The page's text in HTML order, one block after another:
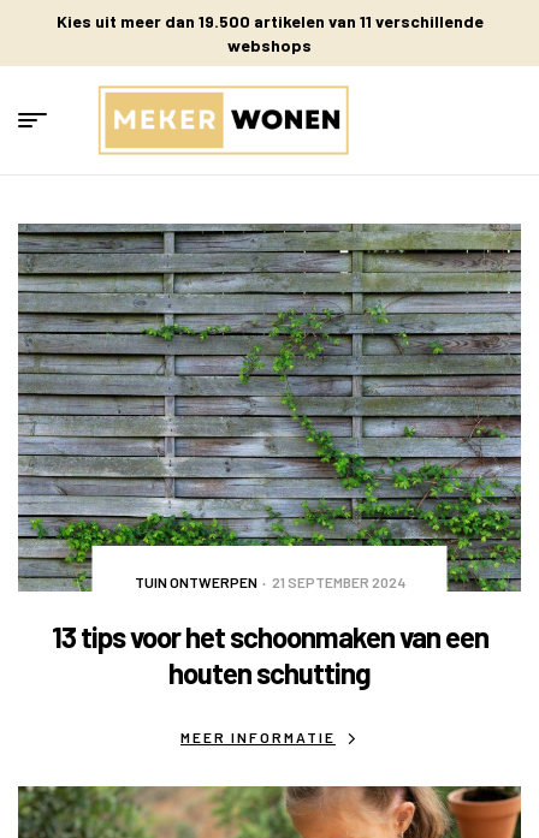
Kies uit meer dan 19.500 artikelen van 11 verschillende
webshops
TUIN ONTWERPEN 21 SEPTEMBER 2024
13 tips voor het schoonmaken van een
houten schutting
MEER INFORMATIE